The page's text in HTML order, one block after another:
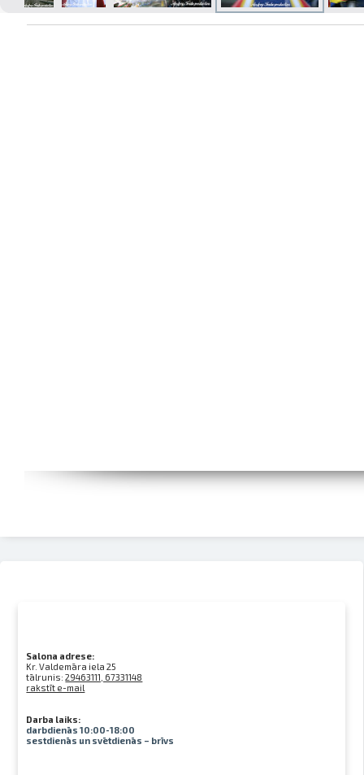
Salona adrese:
Kr. Valdemāra iela 25
tālrunis:29463111, 67331148
rakstīt e-mail
Darba laiks:
darbdienās 10:00-18:00
sestdienās un svētdienās – brīvs